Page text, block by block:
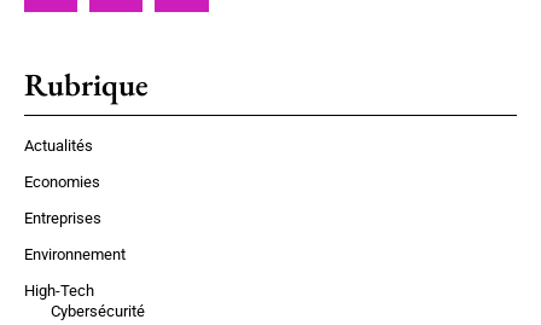
Rubrique
Actualités
Economies
Entreprises
Environnement
High-Tech
Cybersécurité